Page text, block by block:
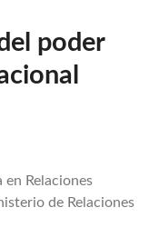
poder
en Relaciones
de Relaciones